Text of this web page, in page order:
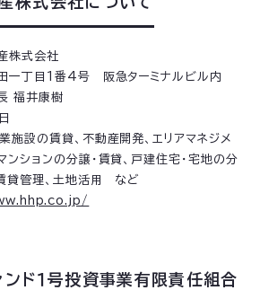
株式会社
一丁目1番4号 阪急ターミナルビル内
福井康樹
施設の賃貸、不動産開発、エリアマネジメ
ンションの分譲・賃貸、戸建住宅・宅地の分
賃貸管理、土地活用 など
ド１号投資事業有限責任組合